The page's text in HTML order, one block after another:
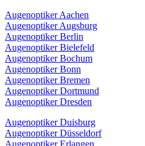
Augenoptiker Aachen
Augenoptiker Augsburg
Augenoptiker Berlin
Augenoptiker Bielefeld
Augenoptiker Bochum
Augenoptiker Bonn
Augenoptiker Bremen
Augenoptiker Dortmund
Augenoptiker Dresden
Augenoptiker Duisburg
Augenoptiker Düsseldorf
Augenoptiker Erlangen